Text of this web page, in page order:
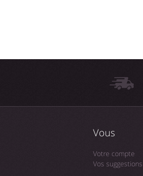
Vous
Votre compte
Vos suggestions